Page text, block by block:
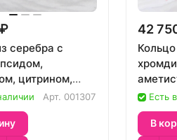
серебра с
цитрином,
Арт. 001307
42
Есть
В